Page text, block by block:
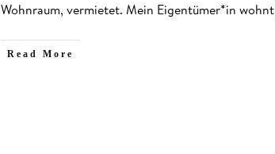
Wohnraum, vermietet. Mein Eigentümer*in wohnt
​Read More